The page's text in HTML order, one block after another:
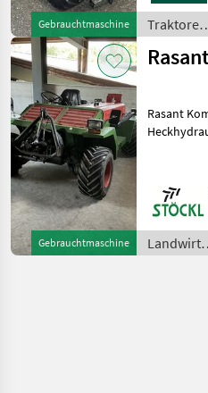
Gebrauchtmaschine
(km/h):
Manuell;
Traktoren
Rasant
Gebrauchtmaschine
Rasant